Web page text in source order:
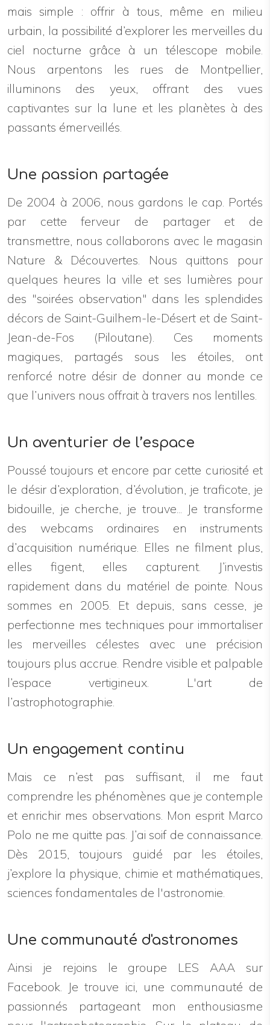
mais simple : offrir à tous, même en milieu
urbain, la possibilité d’explorer les merveilles du
ciel nocturne grâce à un télescope mobile.
Nous arpentons les rues de Montpellier,
illuminons des yeux, offrant des vues
captivantes sur la lune et les planètes à des
passants émerveillés.
Une passion partagée
De 2004 à 2006, nous gardons le cap. Portés
par cette ferveur de partager et de
transmettre, nous collaborons avec le magasin
Nature & Découvertes. Nous quittons pour
quelques heures la ville et ses lumières pour
des "soirées observation" dans les splendides
décors de Saint-Guilhem-le-Désert et de Saint-
Jean-de-Fos (Piloutane). Ces moments
magiques, partagés sous les étoiles, ont
renforcé notre désir de donner au monde ce
que l’univers nous offrait à travers nos lentilles.
Un aventurier de l’espace
Poussé toujours et encore par cette curiosité et
le désir d’exploration, d’évolution, je traficote, je
bidouille, je cherche, je trouve... Je transforme
des webcams ordinaires en instruments
d’acquisition numérique. Elles ne filment plus,
elles figent, elles capturent. J’investis
rapidement dans du matériel de pointe. Nous
sommes en 2005. Et depuis, sans cesse, je
perfectionne mes techniques pour immortaliser
les merveilles célestes avec une précision
toujours plus accrue. Rendre visible et palpable
l’espace vertigineux. L'art de
l’astrophotographie.
Un engagement continu
Mais ce n’est pas suffisant, il me faut
comprendre les phénomènes que je contemple
et enrichir mes observations. Mon esprit Marco
Polo ne me quitte pas. J’ai soif de connaissance.
Dès 2015, toujours guidé par les étoiles,
j’explore la physique, chimie et mathématiques,
sciences fondamentales de l'astronomie.
Une communauté d'astronomes
Ainsi je rejoins le groupe LES AAA sur
Facebook. Je trouve ici, une communauté de
passionnés partageant mon enthousiasme